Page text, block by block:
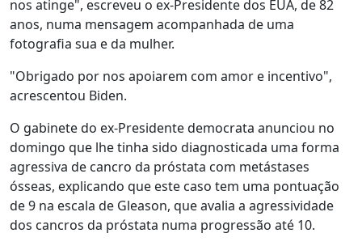
nos atinge", escreveu o ex-Presidente dos EUA, de 82
anos, numa mensagem acompanhada de uma
fotografia sua e da mulher.
"Obrigado por nos apoiarem com amor e incentivo",
acrescentou Biden.
O gabinete do ex-Presidente democrata anunciou no
domingo que lhe tinha sido diagnosticada uma forma
agressiva de cancro da próstata com metástases
ósseas, explicando que este caso tem uma pontuação
de 9 na escala de Gleason, que avalia a agressividade
dos cancros da próstata numa progressão até 10.